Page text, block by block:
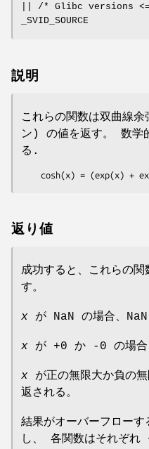
|| /* Glibc versions <=
_SVID_SOURCE
説明
これらの関数は双曲線
ン) の値を返す。 数学
る.
cosh(x) = (exp(x) +
返り値
成功すると、これらの関
す。
x が NaN の場合、NaN
x が +0 か -0 の場合
x が正の無限大か負の
返される。
結果がオーバーフロー
し、 各関数はそれぞれ